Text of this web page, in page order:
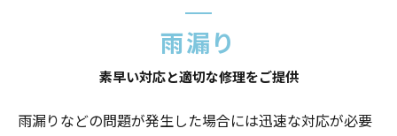
雨漏り
素早い対応と適切な修理をご提供
雨漏りなどの問題が発生した場合には迅速な対応が必要